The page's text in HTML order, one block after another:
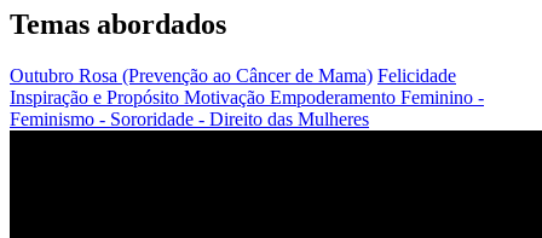
Temas abordados
Outubro Rosa (Prevenção ao Câncer de Mama) Felicidade
Inspiração e Propósito Motivação Empoderamento Feminino -
Feminismo - Sororidade - Direito das Mulheres